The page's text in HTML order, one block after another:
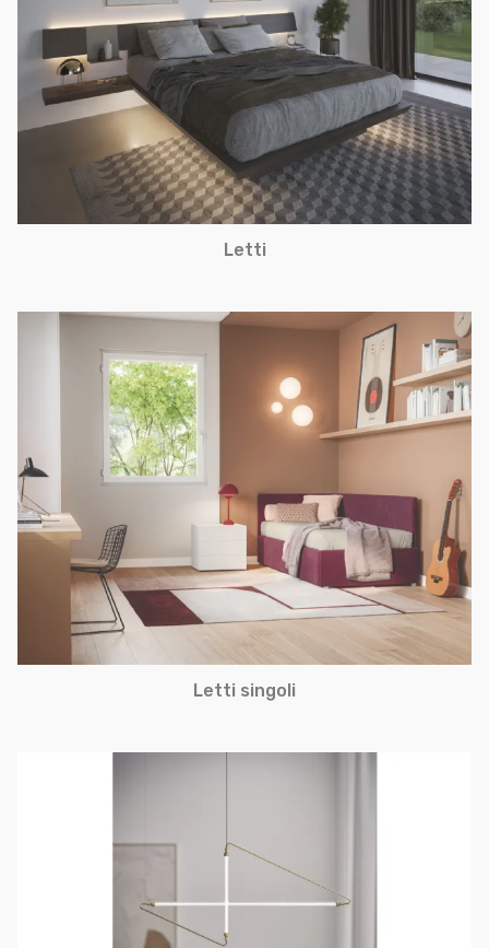
Letti
Letti singoli